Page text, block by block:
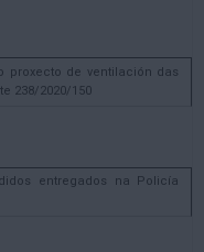
proxecto de ventilación das
238/2020/150
entregados na Policía